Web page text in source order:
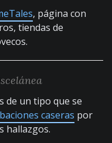
, página con
tiendas de
de un tipo que se
caseras por
hallazgos.